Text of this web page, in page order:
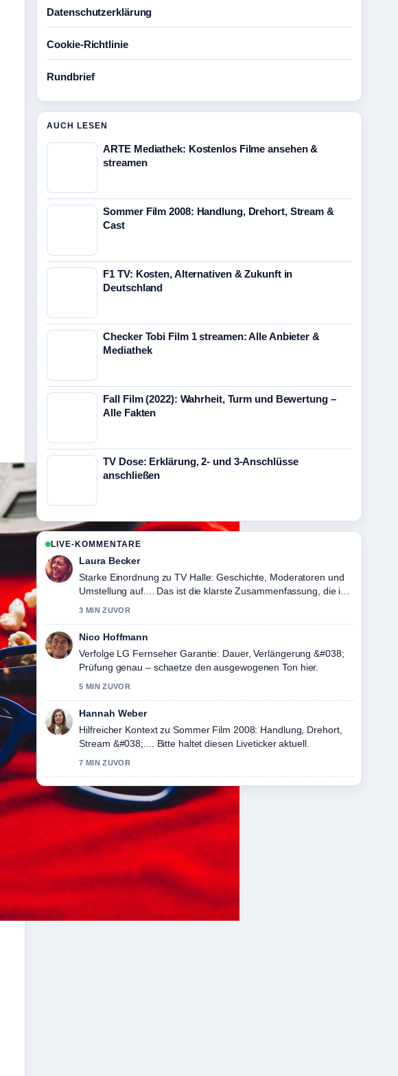
Datenschutzerklärung
Cookie-Richtlinie
Rundbrief
AUCH LESEN
ARTE Mediathek: Kostenlos Filme ansehen &
streamen
Sommer Film 2008: Handlung, Drehort, Stream &
Cast
F1 TV: Kosten, Alternativen & Zukunft in
Deutschland
Checker Tobi Film 1 streamen: Alle Anbieter &
Mediathek
Fall Film (2022): Wahrheit, Turm und Bewertung –
Alle Fakten
TV Dose: Erklärung, 2- und 3-Anschlüsse
anschließen
LIVE-KOMMENTARE
Laura Becker
Starke Einordnung zu TV Halle: Geschichte, Moderatoren und
Umstellung auf.... Das ist die klarste Zusammenfassung, die ich
3 MIN ZUVOR
Nico Hoffmann
Verfolge LG Fernseher Garantie: Dauer, Verlängerung &#038;
Prüfung genau – schaetze den ausgewogenen Ton hier.
5 MIN ZUVOR
Hannah Weber
Hilfreicher Kontext zu Sommer Film 2008: Handlung, Drehort,
Stream &#038;.... Bitte haltet diesen Liveticker aktuell.
7 MIN ZUVOR